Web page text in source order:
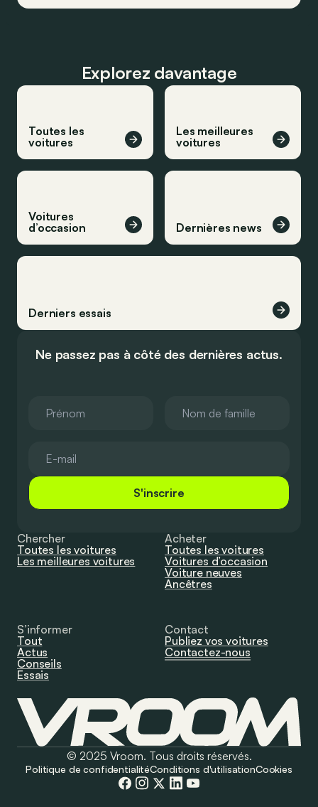
Explorez davantage
Toutes les
voitures
Les meilleures
voitures
Voitures
d’occasion
Dernières news
Derniers essais
Ne passez pas à côté des dernières actus.
S'inscrire
Chercher
Toutes les voitures
Les meilleures voitures
Acheter
Toutes les voitures
Voitures d’occasion
Voiture neuves
Ancêtres
S’informer
Tout
Actus
Conseils
Essais
Contact
Publiez vos voitures
Contactez-nous
© 2025 Vroom. Tous droits réservés.
Politique de confidentialitéConditions d'utilisationCookies